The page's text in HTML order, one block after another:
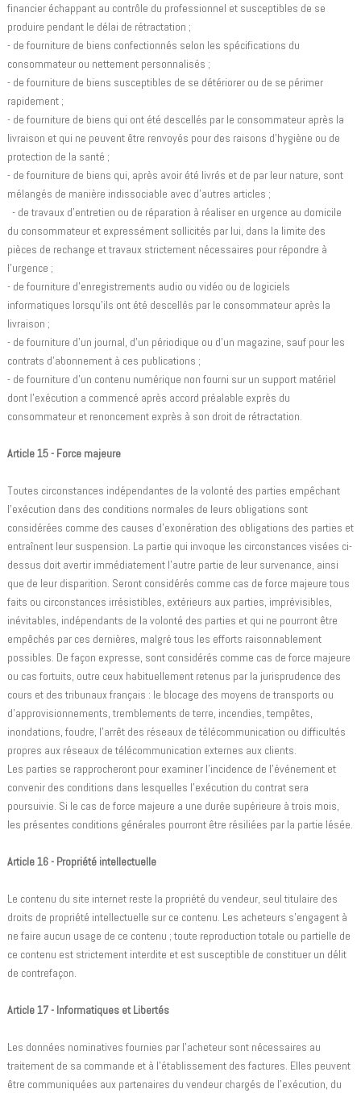
financier échappant au contrôle du professionnel et susceptibles de se
produire pendant le délai de rétractation ;
- de fourniture de biens confectionnés selon les spécifications du
consommateur ou nettement personnalisés ;
- de fourniture de biens susceptibles de se détériorer ou de se périmer
rapidement ;
- de fourniture de biens qui ont été descellés par le consommateur après la
livraison et qui ne peuvent être renvoyés pour des raisons d'hygiène ou de
protection de la santé ;
- de fourniture de biens qui, après avoir été livrés et de par leur nature, sont
mélangés de manière indissociable avec d'autres articles ;
- de travaux d'entretien ou de réparation à réaliser en urgence au domicile
du consommateur et expressément sollicités par lui, dans la limite des
pièces de rechange et travaux strictement nécessaires pour répondre à
l'urgence ;
- de fourniture d'enregistrements audio ou vidéo ou de logiciels
informatiques lorsqu'ils ont été descellés par le consommateur après la
livraison ;
- de fourniture d'un journal, d'un périodique ou d'un magazine, sauf pour les
contrats d'abonnement à ces publications ;
- de fourniture d'un contenu numérique non fourni sur un support matériel
dont l'exécution a commencé après accord préalable exprès du
consommateur et renoncement exprès à son droit de rétractation.
Article 15 - Force majeure
Toutes circonstances indépendantes de la volonté des parties empêchant
l'exécution dans des conditions normales de leurs obligations sont
considérées comme des causes d'exonération des obligations des parties et
entraînent leur suspension. La partie qui invoque les circonstances visées ci-
dessus doit avertir immédiatement l'autre partie de leur survenance, ainsi
que de leur disparition. Seront considérés comme cas de force majeure tous
faits ou circonstances irrésistibles, extérieurs aux parties, imprévisibles,
inévitables, indépendants de la volonté des parties et qui ne pourront être
empêchés par ces dernières, malgré tous les efforts raisonnablement
possibles. De façon expresse, sont considérés comme cas de force majeure
ou cas fortuits, outre ceux habituellement retenus par la jurisprudence des
cours et des tribunaux français : le blocage des moyens de transports ou
d'approvisionnements, tremblements de terre, incendies, tempêtes,
inondations, foudre, l'arrêt des réseaux de télécommunication ou difficultés
propres aux réseaux de télécommunication externes aux clients.
Les parties se rapprocheront pour examiner l'incidence de l'événement et
convenir des conditions dans lesquelles l'exécution du contrat sera
poursuivie. Si le cas de force majeure a une durée supérieure à trois mois,
les présentes conditions générales pourront être résiliées par la partie lésée.
Article 16 - Propriété intellectuelle
Le contenu du site internet reste la propriété du vendeur, seul titulaire des
droits de propriété intellectuelle sur ce contenu. Les acheteurs s'engagent à
ne faire aucun usage de ce contenu ; toute reproduction totale ou partielle de
ce contenu est strictement interdite et est susceptible de constituer un délit
de contrefaçon.
Article 17 - Informatiques et Libertés
Les données nominatives fournies par l'acheteur sont nécessaires au
traitement de sa commande et à l'établissement des factures. Elles peuvent
être communiquées aux partenaires du vendeur chargés de l'exécution, du